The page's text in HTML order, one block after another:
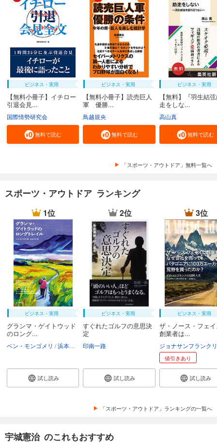
ビジネス・実用
【無料小冊子】イチロー
引退会見...
国際情勢研究会
無料で読む
ビジネス・実用
【無料小冊子】読売巨人
軍 優勝...
鳥越規央
無料で読む
ビジネス・実用
【無料】『羽生結
走をしな...
高山真
無料で読む
「スポーツ・アウトドア」無料一覧へ
スポーツ・アウトドア ランキング
1位
ビジネス・実用
グランマ・ゲイトウッド
のロング...
ベン・モンゴメリ 浜本マヤ
試し読み
2位
ビジネス・実用
すぐれたゴルフの意思決
定
印南一路
試し読み
3位
ビジネス・実用
ザ・ノース・フェ
創業者は...
値引きあり
試し読み
「スポーツ・アウトドア」ランキングの一覧へ
宇城憲治 のこれもおすすめ